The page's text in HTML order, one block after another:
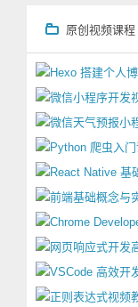
原创视频课程